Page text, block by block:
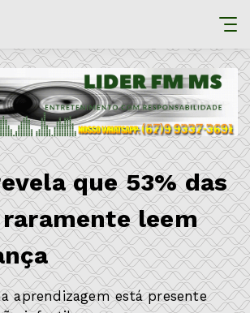
que 53% das
leem
aprendizagem está presente